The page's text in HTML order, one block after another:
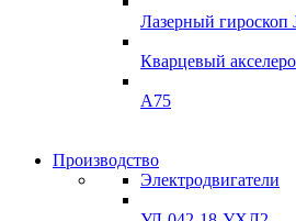
Лазерный гироскоп
Кварцевый
A75
Склад
Производство
Электродвигатели